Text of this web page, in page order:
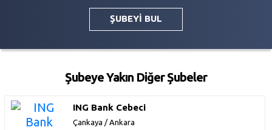
ŞUBEYİ BUL
Şubeye Yakın Diğer Şubeler
ING Bank Cebeci
Çankaya / Ankara